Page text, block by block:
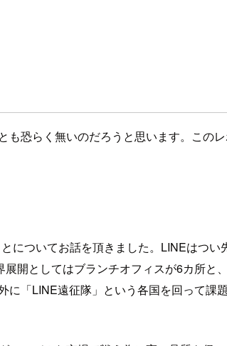
恐らく無いのだろうと思います。この
についてお話を頂きました。LINEはつい
開としてはブランチオフィスが6カ所と
「LINE遠征隊」という各国を回って課